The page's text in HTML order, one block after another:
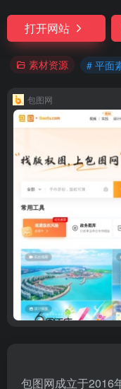
打开网站
素材资源 # 平面
包图网
包图网成立于2016